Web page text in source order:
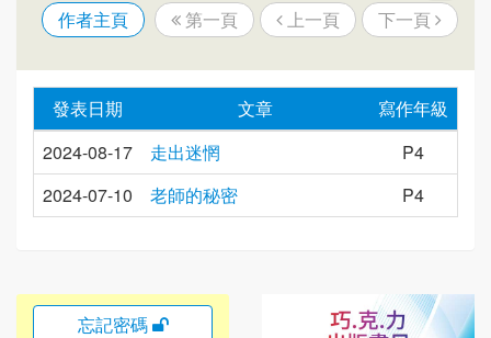
作者主頁 第一頁 上一頁 下一頁
發表日期 文章
寫作年級
2024-08-17
走出迷惘
P4
2024-07-10
老師的秘密 P4
忘記密碼